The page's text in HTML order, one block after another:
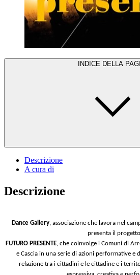
INDICE DELLA
Descrizione
A cura di
Descrizione
Dance Gallery, associazione che lavora nel
presenta il progetto
FUTURO PRESENTE, che coinvolge i Comuni di
e Cascia in una serie di azioni performative e
relazione tra i cittadini e le cittadine e i